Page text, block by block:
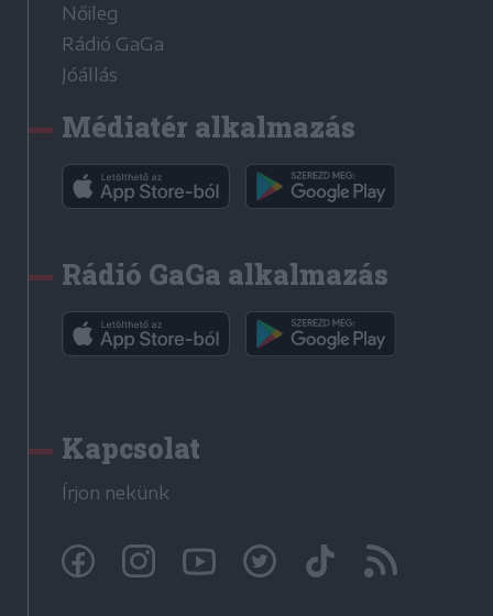
Nőileg
Rádió GaGa
Jóállás
Médiatér alkalmazás
Rádió GaGa alkalmazás
Kapcsolat
Írjon nekünk